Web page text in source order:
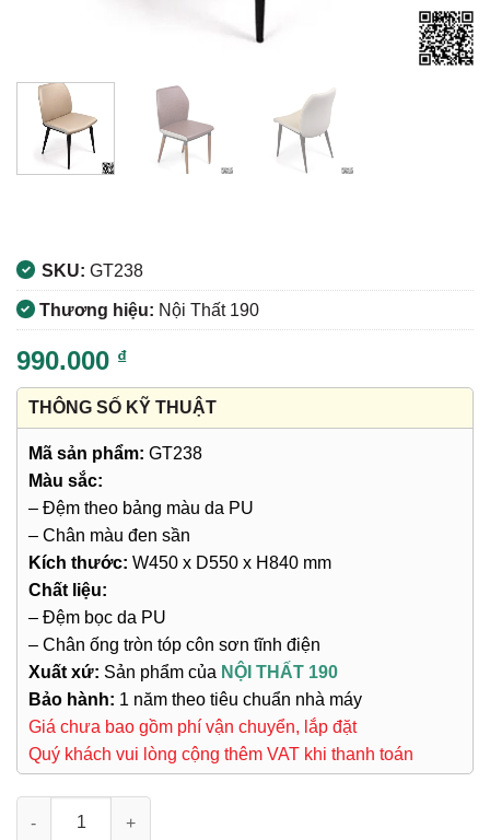
SKU: GT238
Thương hiệu: Nội Thất 190
990.000 ₫
THÔNG SỐ KỸ THUẬT
Mã sản phẩm: GT238
Màu sắc:
– Đệm theo bảng màu da PU
– Chân màu đen sần
Kích thước: W450 x D550 x H840 mm
Chất liệu:
– Đệm bọc da PU
– Chân ống tròn tóp côn sơn tĩnh điện
Xuất xứ: Sản phẩm của NỘI THẤT 190
Bảo hành: 1 năm theo tiêu chuẩn nhà máy
Giá chưa bao gồm phí vận chuyển, lắp đặt
Quý khách vui lòng cộng thêm VAT khi thanh toán